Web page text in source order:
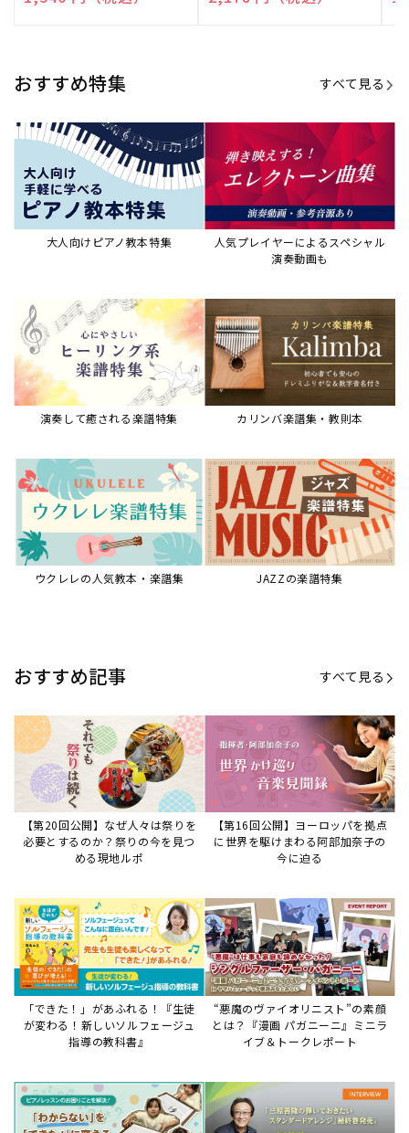
おすすめ特集 すべて見る
大人向けピアノ教本特集
人気プレイヤーによるスペシャル
演奏動画も
演奏して癒される楽譜特集 カリンバ楽譜集・教則本
ウクレレの人気教本・楽譜集 JAZZの楽譜特集
おすすめ記事 すべて見る
【第20回公開】なぜ人々は祭りを
必要とするのか？祭りの今を見つ
める現地ルポ
【第16回公開】ヨーロッパを拠点
に世界を駆けまわる阿部加奈子の
今に迫る
「できた！」があふれる！『生徒
が変わる！新しいソルフェージュ
指導の教科書』
“悪魔のヴァイオリニスト”の素顔
とは？『漫画 パガニーニ』ミニラ
イブ＆トークレポート